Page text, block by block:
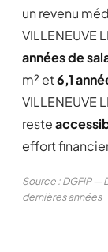
un revenu
VILLENEUVE
années de
m² et6,1
VILLENEUVE
reste
effort
Source : DGFiP —
dernières années